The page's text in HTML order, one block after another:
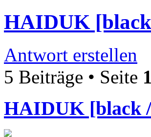
HAIDUK
Antwort erstellen
5 Beiträge • Seite 1
HAIDUK [black